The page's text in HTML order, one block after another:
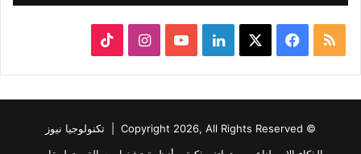
ملخص
الموقع
RSS
فيسبوك لينكدإن‫YouTubeانستقرام
© Copyright 2026, All Rights Reserved |
تكنولوجيا نيوز